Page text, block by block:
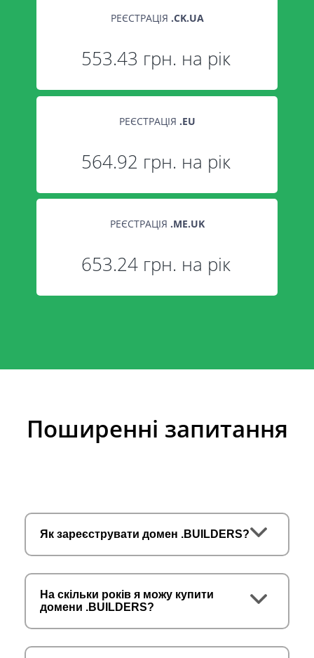
РЕЄСТРАЦІЯ .CK.UA
553.43 грн. на рік
РЕЄСТРАЦІЯ .EU
564.92 грн. на рік
РЕЄСТРАЦІЯ .ME.UK
653.24 грн. на рік
Поширенні запитання
Як зареєструвати домен .BUILDERS?
На скільки років я можу купити
домени .BUILDERS?